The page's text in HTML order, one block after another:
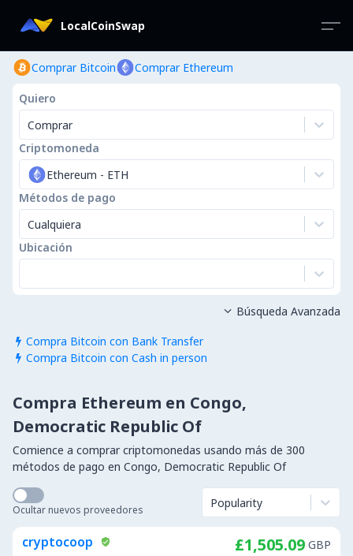
LocalCoinSwap
Comprar Bitcoin Comprar Ethereum
Quiero
Comprar
Criptomoneda
Ethereum - ETH
Métodos de pago
Cualquiera
Ubicación
 Compra Bitcoin con Bank Transfer
 Compra Bitcoin con Cash in person
 Búsqueda Avanzada
Compra Ethereum en Congo,
Democratic Republic Of
Comience a comprar criptomonedas usando más de 300
métodos de pago en Congo, Democratic Republic Of
Ocultar nuevos proveedores Popularity
cryptocoop £1,505.09 GBP